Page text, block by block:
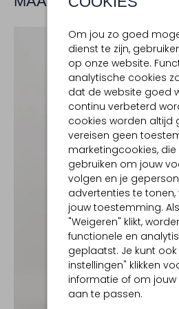
Om jou zo goed
dienst te zijn,
op onze website.
analytische cookies
dat de website goed
continu verbeterd
cookies worden altijd
vereisen geen
marketingcookies, die
gebruiken om jouw
volgen en je
advertenties te tonen,
jouw toestemming.
"Weigeren" klikt,
functionele en
geplaatst. Je kunt
instellingen" klikken
informatie of om jouw
aan te passen.